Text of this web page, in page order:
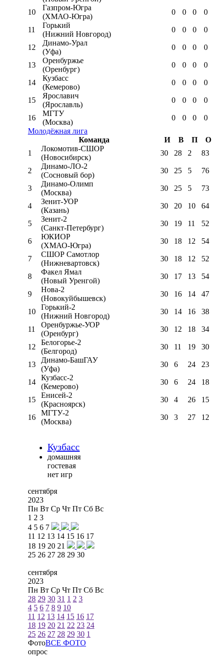
10
Газпром-Югра
(ХМАО-Югра)
0 0 0 0
11
Горький
(Нижний Новгород)
0 0 0 0
12
Динамо-Урал
(Уфа)
0 0 0 0
13
Оренбуржье
(Оренбург)
0 0 0 0
14
Кузбасс
(Кемерово)
0 0 0 0
15
Ярославич
(Ярославль)
0 0 0 0
16
МГТУ
(Москва)
0 0 0
0
Молодёжная лига
Команда
И В П
О
1
Локомотив-CШОР
(Новосибирск)
30 28 2 83
2
Динамо-ЛО-2
(Сосновый бор)
30 25 5 76
3
Динамо-Олимп
(Москва)
30 25 5 73
4
Зенит-УОР
(Казань)
30 20 10 64
5
Зенит-2
(Санкт-Петербург)
30 19 11 52
6
ЮКИОР
(ХМАО-Югра)
30 18 12 54
7
СШОР Самотлор
(Нижневартовск)
30 18 12 52
8
Факел Ямал
(Новый Уренгой)
30 17 13 54
9
Нова-2
(Новокуйбышевск)
30 16 14 47
10
Горький-2
(Нижний Новгород)
30 14 16 38
11
Оренбуржье-УОР
(Оренбург)
30 12 18 34
12
Белогорье-2
(Белгород)
30 11 19 30
13
Динамо-БашГАУ
(Уфа)
30 6 24 23
14
Кузбасс-2
(Кемерово)
30 6 24 18
15
Енисей-2
(Красноярск)
30 4 26 15
16
МГТУ-2
(Москва)
30 3 27 12
Кузбасс
домашняя
гостевая
нет игр
сентября
2023
Пн Вт Ср Чт Пт Сб Вс
1 2 3
4 5 6 7
11 12 13 14 15 16 17
18 19 20 21
25 26 27 28 29 30
сентября
2023
Пн Вт Ср Чт Пт Сб Вс
28 29 30 31 1 2 3
4 5 6 7 8 9 10
11 12 13 14 15 16 17
18 19 20 21 22 23 24
25 26 27 28 29 30 1
ФотоВСЕ ФОТО
опрос